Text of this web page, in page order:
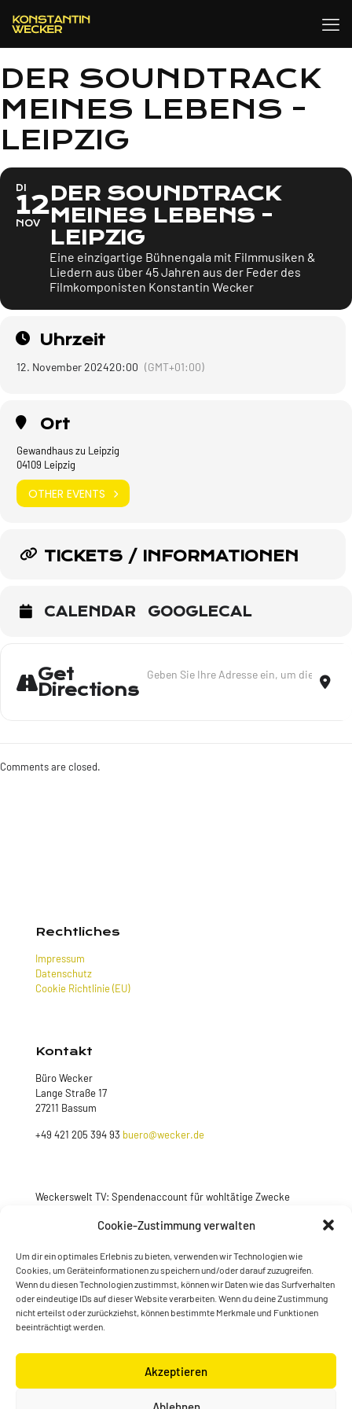
Cookie-Zustimmung verwalten
Um dir ein optimales Erlebnis zu bieten, verwenden wir Technologien wie
Cookies, um Geräteinformationen zu speichern und/oder darauf zuzugreifen.
Wenn du diesen Technologien zustimmst, können wir Daten wie das Surfverhalten
oder eindeutige IDs auf dieser Website verarbeiten. Wenn du deine Zustimmung
nicht erteilst oder zurückziehst, können bestimmte Merkmale und Funktionen
beeinträchtigt werden.
Akzeptieren
DER SOUNDTRACK
MEINES LEBENS -
LEIPZIG
DI
12
NOV
DER SOUNDTRACK
MEINES LEBENS -
LEIPZIG
Eine einzigartige Bühnengala mit Filmmusiken &
Liedern aus über 45 Jahren aus der Feder des
Filmkomponisten Konstantin Wecker
Uhrzeit
12. November 202420:00 (GMT+01:00)
Ort
Gewandhaus zu Leipzig
04109 Leipzig
OTHER EVENTS
TICKETS / INFORMATIONEN
CALENDAR GOOGLECAL
Get
Directions
Comments are closed.
Rechtliches
Impressum
Datenschutz
Cookie Richtlinie (EU)
Kontakt
Büro Wecker
Lange Straße 17
27211 Bassum
+49 421 205 394 93 buero@wecker.de
Weckerswelt TV: Spendenaccount für wohltätige Zwecke
Jetzt spenden
© Konstantin Wecker | gestaltet von